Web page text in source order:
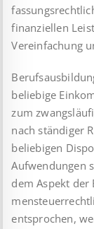
finanziellen
Vereinfachung
beliebige
zum
nach ständiger
beliebigen
Aufwendungen
dem Aspekt
ent­sprochen,